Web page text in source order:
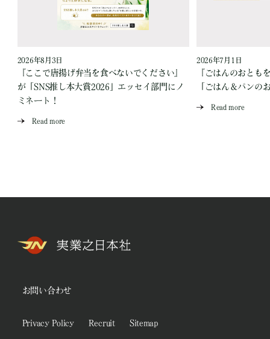
2026年8月3日
『ここで唐揚げ弁当を食べないでください』
が「SNS推し本大賞2026」エッセイ部門にノ
ミネート！
Read more
2026年7月1日
『ごはんのおとも
「ごはん＆パンの
Read more
お問い合わせ
Privacy Policy Recruit Sitemap